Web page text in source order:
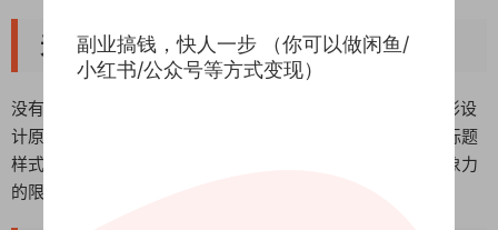
无限的标题样式
没有什么比一个好的头球更好的了。 Jannah 通过植根于图形设
计原则的复杂布局帮助您展现大胆的风格。通过无数不同的标题
样式将您的设计提升到一个新的水平，这些样式仅受您的想象力
的限制。
副业搞钱，快人一步 （你可以做闲鱼/
小红书/公众号等方式变现）